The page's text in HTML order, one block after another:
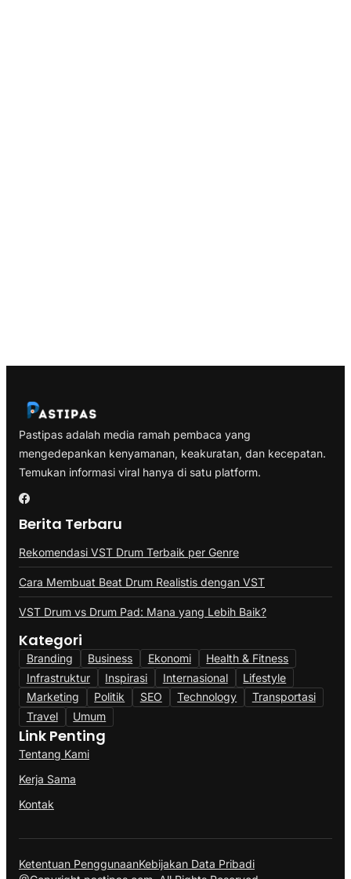
Pastipas adalah media ramah pembaca yang
mengedepankan kenyamanan, keakuratan, dan kecepatan.
Temukan informasi viral hanya di satu platform.
Berita Terbaru
Rekomendasi VST Drum Terbaik per Genre
Cara Membuat Beat Drum Realistis dengan VST
VST Drum vs Drum Pad: Mana yang Lebih Baik?
Kategori
Branding Business Ekonomi
Health & Fitness
Infrastruktur
Inspirasi Internasional
Lifestyle
Marketing
Politik SEO Technology
Transportasi
Travel
Umum
Link Penting
Tentang Kami
Kerja Sama
Kontak
Ketentuan PenggunaanKebijakan Data Pribadi